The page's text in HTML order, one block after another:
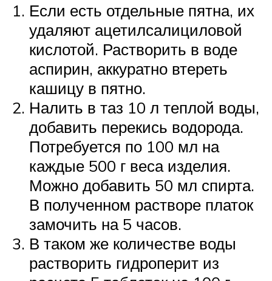
Если есть отдельные пятна, их
удаляют ацетилсалициловой
кислотой. Растворить в воде
аспирин, аккуратно втереть
кашицу в пятно.
Налить в таз 10 л теплой воды,
добавить перекись водорода.
Потребуется по 100 мл на
каждые 500 г веса изделия.
Можно добавить 50 мл спирта.
В полученном растворе платок
замочить на 5 часов.
В таком же количестве воды
растворить гидроперит из